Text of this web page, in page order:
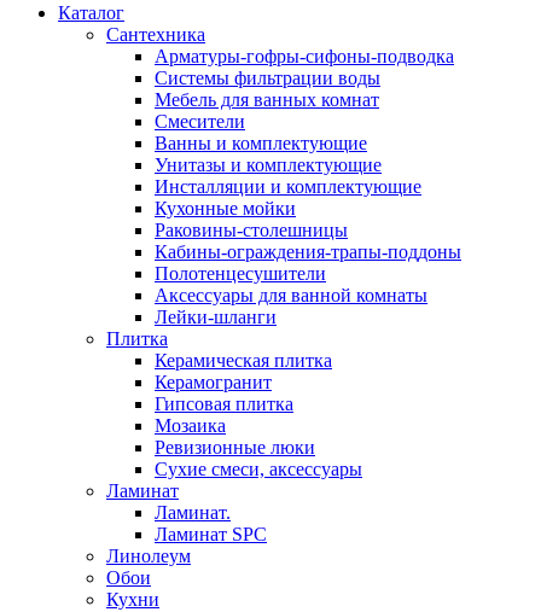
Каталог
Сантехника
Арматуры-гофры-сифоны-подводка
Системы фильтрации воды
Мебель для ванных комнат
Смесители
Ванны и комплектующие
Унитазы и комплектующие
Инсталляции и комплектующие
Кухонные мойки
Раковины-столешницы
Кабины-ограждения-трапы-поддоны
Полотенцесушители
Аксессуары для ванной комнаты
Лейки-шланги
Плитка
Керамическая плитка
Керамогранит
Гипсовая плитка
Мозаика
Ревизионные люки
Сухие смеси, аксессуары
Ламинат
Ламинат.
Ламинат SPC
Линолеум
Обои
Кухни